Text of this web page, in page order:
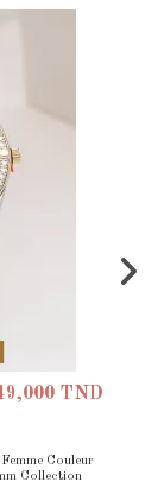
TND
Couleur
Collection